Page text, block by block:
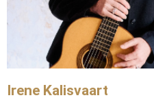
Irene Kalisvaart